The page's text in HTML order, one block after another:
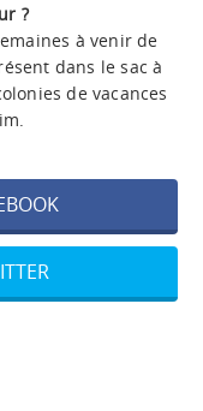
?
à venir de
dans le sac à
de vacances